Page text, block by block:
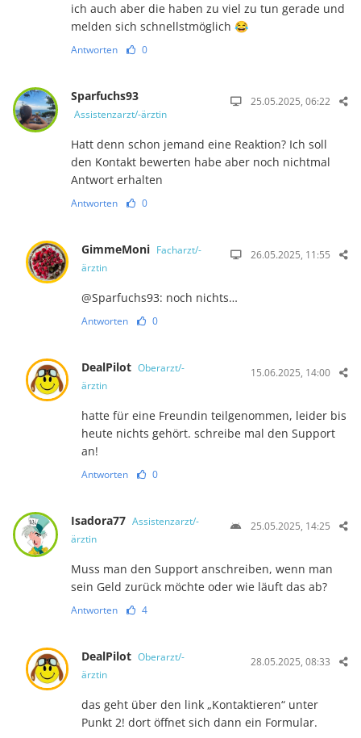
ich auch aber die haben zu viel zu tun gerade und
melden sich schnellstmöglich 😂
Antworten 0
Sparfuchs93
Assistenzarzt/-ärztin
25.05.2025, 06:22
Hatt denn schon jemand eine Reaktion? Ich soll
den Kontakt bewerten habe aber noch nichtmal
Antwort erhalten
Antworten 0
GimmeMoni Facharzt/-
ärztin
26.05.2025, 11:55
@Sparfuchs93: noch nichts…
Antworten 0
DealPilot Oberarzt/-
ärztin
15.06.2025, 14:00
hatte für eine Freundin teilgenommen, leider bis
heute nichts gehört. schreibe mal den Support
an!
Antworten 0
Isadora77 Assistenzarzt/-
ärztin
25.05.2025, 14:25
Muss man den Support anschreiben, wenn man
sein Geld zurück möchte oder wie läuft das ab?
Antworten 4
DealPilot Oberarzt/-
ärztin
28.05.2025, 08:33
das geht über den link „Kontaktieren“ unter
Punkt 2! dort öffnet sich dann ein Formular.